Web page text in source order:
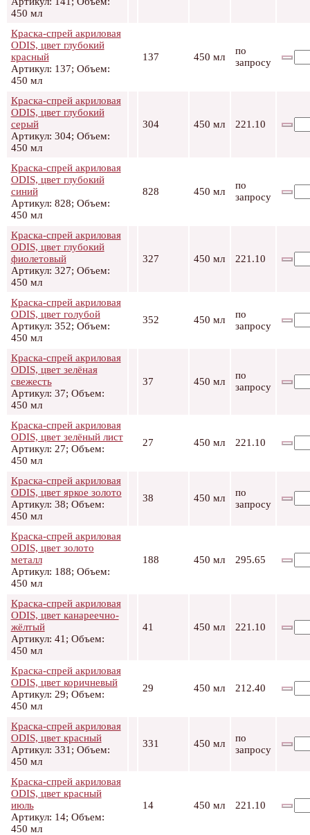
450 мл
Краска-спрей акриловая
ODIS, цвет глубокий
красный
Артикул: 137; Объем:
450 мл
137 450 мл
по
запросу
Краска-спрей акриловая
ODIS, цвет глубокий
серый
Артикул: 304; Объем:
450 мл
304 450 мл 221.10
Краска-спрей акриловая
ODIS, цвет глубокий
синий
Артикул: 828; Объем:
450 мл
828 450 мл
по
запросу
Краска-спрей акриловая
ODIS, цвет глубокий
фиолетовый
Артикул: 327; Объем:
450 мл
327 450 мл 221.10
Краска-спрей акриловая
ODIS, цвет голубой
Артикул: 352; Объем:
450 мл
352 450 мл
по
запросу
Краска-спрей акриловая
ODIS, цвет зелёная
свежесть
Артикул: 37; Объем:
450 мл
37 450 мл
по
запросу
Краска-спрей акриловая
ODIS, цвет зелёный лист
Артикул: 27; Объем:
450 мл
27 450 мл 221.10
Краска-спрей акриловая
ODIS, цвет яркое золото
Артикул: 38; Объем:
450 мл
38 450 мл
по
запросу
Краска-спрей акриловая
ODIS, цвет золото
металл
Артикул: 188; Объем:
450 мл
188 450 мл 295.65
Краска-спрей акриловая
ODIS, цвет канареечно-
жёлтый
Артикул: 41; Объем:
450 мл
41 450 мл 221.10
Краска-спрей акриловая
ODIS, цвет коричневый
Артикул: 29; Объем:
450 мл
29 450 мл 212.40
Краска-спрей акриловая
ODIS, цвет красный
Артикул: 331; Объем:
450 мл
331 450 мл
по
запросу
Краска-спрей акриловая
ODIS, цвет красный
июль
Артикул: 14; Объем:
450 мл
14 450 мл 221.10